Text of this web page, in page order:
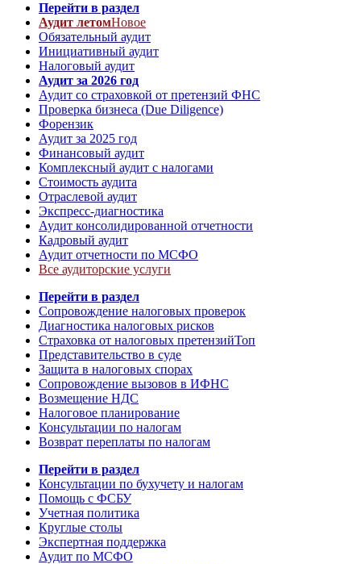
Перейти в раздел
Аудит летомНовое
Обязательный аудит
Инициативный аудит
Налоговый аудит
Аудит за 2026 год
Аудит со страховкой от претензий ФНС
Проверка бизнеса (Due Diligence)
Форензик
Аудит за 2025 год
Финансовый аудит
Комплексный аудит с налогами
Стоимость аудита
Отраслевой аудит
Экспресс-диагностика
Аудит консолидированной отчетности
Кадровый аудит
Аудит отчетности по МСФО
Все аудиторские услуги
Перейти в раздел
Сопровождение налоговых проверок
Диагностика налоговых рисков
Страховка от налоговых претензийТоп
Представительство в суде
Защита в налоговых спорах
Сопровождение вызовов в ИФНС
Возмещение НДС
Налоговое планирование
Консультации по налогам
Возврат переплаты по налогам
Перейти в раздел
Консультации по бухучету и налогам
Помощь с ФСБУ
Учетная политика
Круглые столы
Экспертная поддержка
Аудит по МСФО